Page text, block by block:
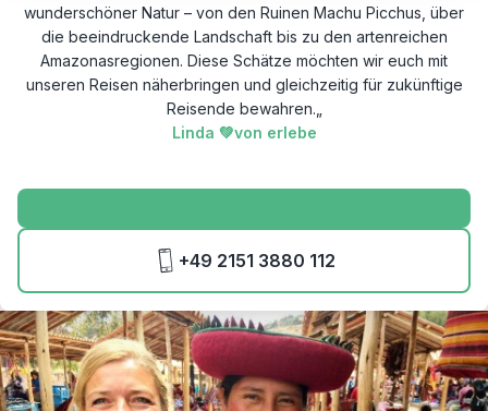
wunderschöner Natur – von den Ruinen Machu Picchus, über
die beeindruckende Landschaft bis zu den artenreichen
Amazonasregionen. Diese Schätze möchten wir euch mit
unseren Reisen näherbringen und gleichzeitig für zukünftige
Reisende bewahren.
Linda 💚von erlebe
+49 2151 3880 112